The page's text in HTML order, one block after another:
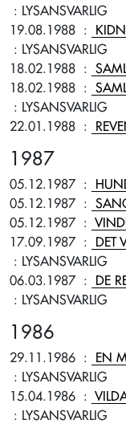
: LYSANSVARLIG
19.08.1988 :
: LYSANSVARLIG
18.02.1988 :
18.02.1988 :
: LYSANSVARLIG
22.01.1988 :
1987
05.12.1987 :
05.12.1987 :
05.12.1987 :
17.09.1987 : DET
: LYSANSVARLIG
06.03.1987 : DE
: LYSANSVARLIG
1986
29.11.1986 : EN
: LYSANSVARLIG
15.04.1986 :
: LYSANSVARLIG